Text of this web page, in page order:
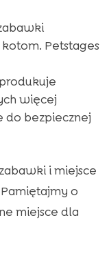
Petstages
więcej
do bezpiecznej
i miejsce
o
miejsce dla